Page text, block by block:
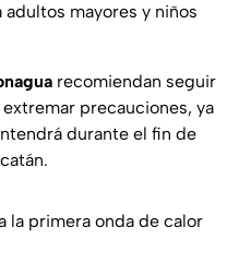
mayores y niños
recomiendan seguir
precauciones, ya
durante el fin de
la primera onda de calor